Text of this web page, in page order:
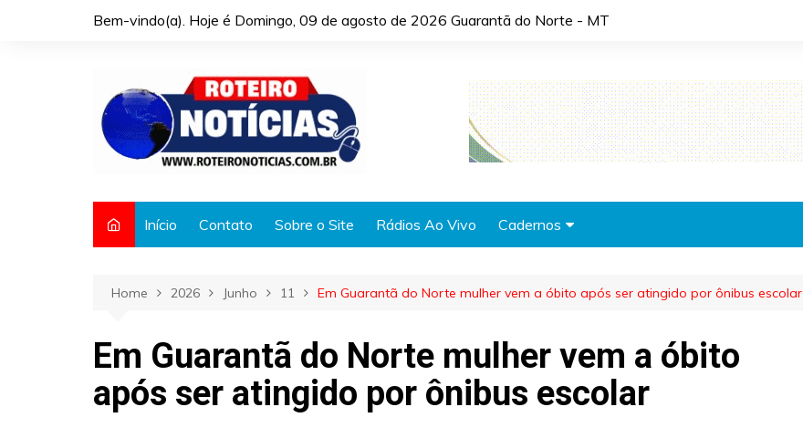
Bem-vindo(a). Hoje é Domingo, 09 de agosto de 2026 Guarantã do Norte - MT
Início Contato Sobre o Site Rádios Ao Vivo Cadernos
Automóveis
Cidades
Cultura
Home 2026 Junho 11 Em Guarantã do Norte mulher vem a óbito após ser atingido por ônibus escolar
Em Guarantã do Norte mulher vem a óbito
após ser atingido por ônibus escolar